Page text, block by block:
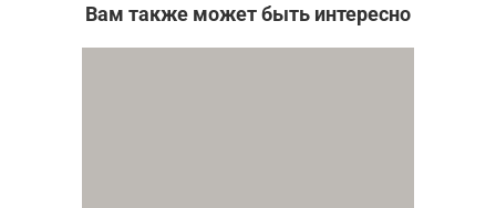
Вам также может быть интересно